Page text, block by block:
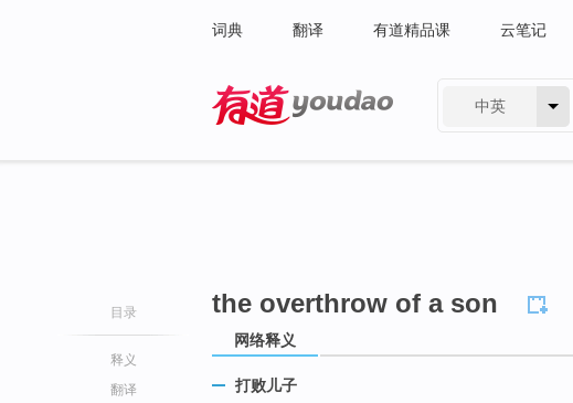
词典 翻译 有道精品课 云笔记
中英
目录
释义
翻译
the overthrow of a son
网络释义
打败儿子